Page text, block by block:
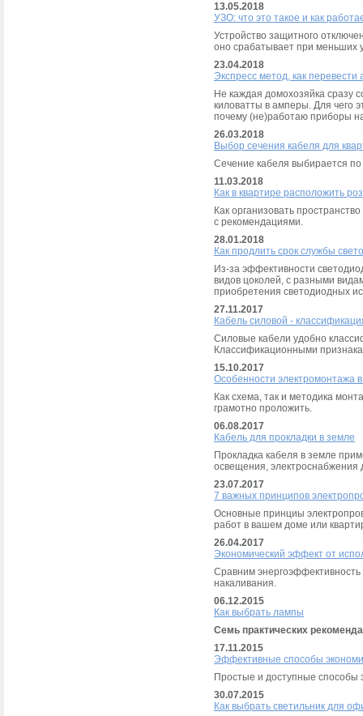
13.05.2018
УЗО: что это такое и как
Устройство защитного
оно срабатывает при меньших
23.04.2018
Экспресс метод, как
Не каждая домохозяйка сразу
киловатты в амперы. Для чего
почему (не)работаю приборы
26.03.2018
Выбор сечения кабеля для
Сечение кабеля выбирается
11.03.2018
Как в квартире расположить
Как организовать
с рекомендациями.
28.01.2018
Как продлить срок службы
Из-за эффективности
видов цоколей, с разными
приобретения светодиодных
27.11.2017
Кабель силовой -
Силовые кабели удобно
Классификационными
15.10.2017
Особенности электромонтажа
Как схема, так и методика
грамотно проложить.
06.08.2017
Кабель для прокладки в земле
Прокладка кабеля в земле
освещения, электроснабжения
23.07.2017
7 важных принципов
Основные принциы
работ в вашем доме или
26.04.2017
Экономический эффект от
Сравним
накаливания.
06.12.2015
Как выбрать лампы
Семь практических
17.11.2015
Эффективные способы
Простые и доступные способы
30.07.2015
Как выбрать светильник для